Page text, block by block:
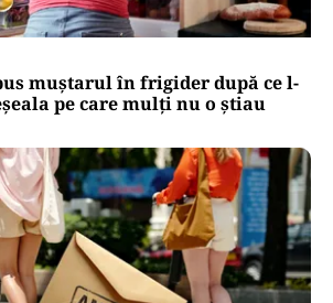
muștarul în frigider după ce l-
pe care mulți nu o știau